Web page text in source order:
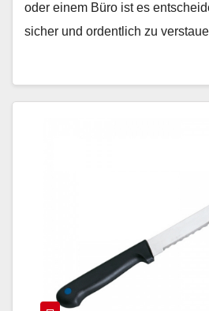
oder einem Büro ist es
sicher und ordentlich zu